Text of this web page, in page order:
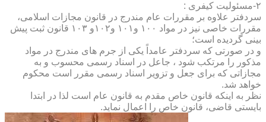
۲-مسئولیت کیفری :
سردفتر علاوه بر مقررات عام مندرج در قانون مجازات اسلامی،
مقررات خاصی نیز در مواد ۱۰۰ و۱۰۱ و۱۰۲و ۱۰۳ قانون ثبت پیش
بینی گردیده است؛
و در صورتی که سردفتر عامداً یکی از جرم های مندرج در مواد
مذکور را مرتکب شود ، جاعل در اسناد رسمی محسوب و به
مجازاتی که برای جعل و تزویر اسناد رسمی مقرر است محکوم
خواهد شد.
نظر به اینکه قانون خاص مقدم به قانون عام است لذا در ابتدا
بایستی قاضی، قانون خاص را اعمال نماید.